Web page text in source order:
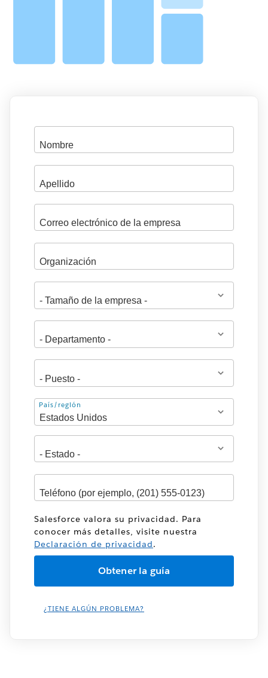
Dirección
País/región
Salesforce valora su privacidad. Para
conocer más detalles, visite nuestra
Declaración de privacidad.
¿TIENE ALGÚN PROBLEMA?